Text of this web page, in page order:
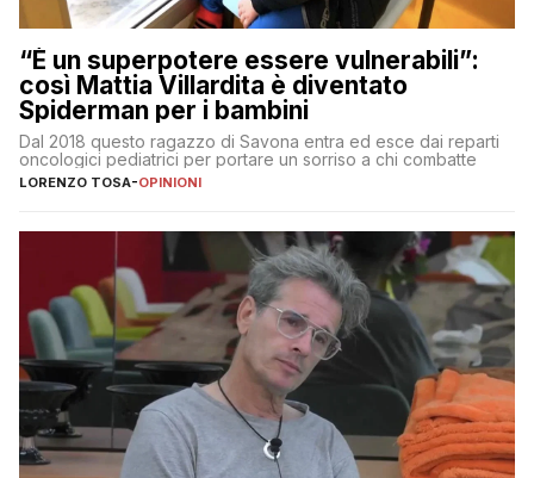
“È un superpotere essere vulnerabili”:
così Mattia Villardita è diventato
Spiderman per i bambini
Dal 2018 questo ragazzo di Savona entra ed esce dai reparti
oncologici pediatrici per portare un sorriso a chi combatte
LORENZO TOSA-OPINIONI